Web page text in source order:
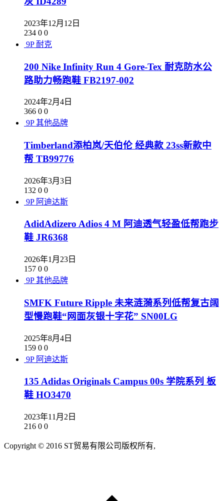
2023年12月12日
234 0 0
9P 耐克
200 Nike Infinity Run 4 Gore-Tex 耐克防水公
路助力畅跑鞋 FB2197-002
2024年2月4日
366 0 0
9P 其他品牌
Timberland添柏岚/天伯伦 经典款 23ss新款中
帮 TB99776
2026年3月3日
132 0 0
9P 阿迪达斯
AdidAdizero Adios 4 M 阿迪透气轻盈低帮跑步
鞋 JR6368
2026年1月23日
157 0 0
9P 其他品牌
SMFK Future Ripple 未来涟漪系列低帮复古阔
型慢跑鞋“网面灰银十字花” SN00LG
2025年8月4日
159 0 0
9P 阿迪达斯
135 Adidas Originals Campus 00s 学院系列 板
鞋 HO3470
2023年11月2日
216 0 0
Copyright © 2016 ST贸易有限公司版权所有,